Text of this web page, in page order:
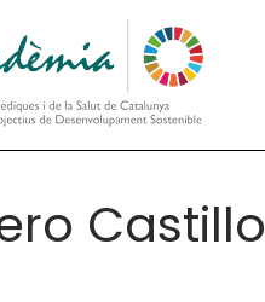
Castillo